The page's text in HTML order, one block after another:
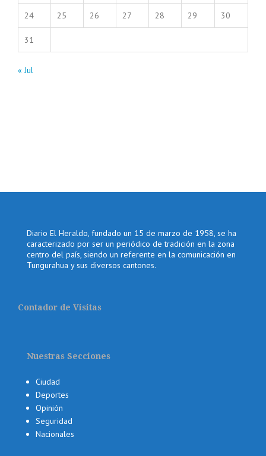
24 25 26 27 28 29 30
31
« Jul
Diario El Heraldo, fundado un 15 de marzo de 1958, se ha
caracterizado por ser un periódico de tradición en la zona
centro del país, siendo un referente en la comunicación en
Tungurahua y sus diversos cantones.
Contador de Visitas
Nuestras Secciones
Ciudad
Deportes
Opinión
Seguridad
Nacionales